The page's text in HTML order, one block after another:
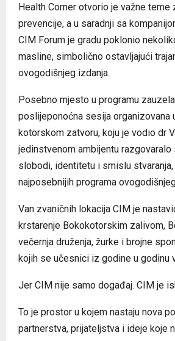
Health Corner otvorio je važne teme
prevencije, a u saradnji sa
CIM Forum je gradu poklonio
masline, simbolično ostavljajući
ovogodišnjeg izdanja.
Posebno mjesto u programu
poslijeponoćna sesija organizovana
kotorskom zatvoru, koju je vodio dr
jedinstvenom ambijentu
slobodi, identitetu i smislu
najposebnijih programa
Van zvaničnih lokacija CIM je
krstarenje Bokokotorskim zalivom,
večernja druženja, žurke i brojne
kojih se učesnici iz godine u godinu
Jer CIM nije samo događaj. CIM je
To je prostor u kojem nastaju nova
partnerstva, prijateljstva i ideje koje